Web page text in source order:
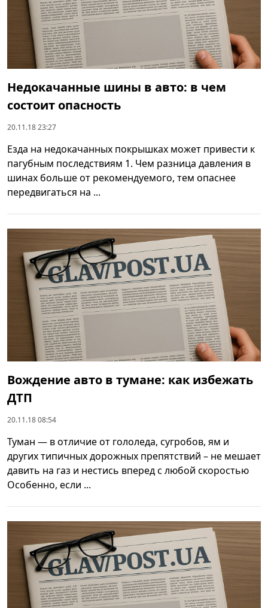
Недокачанные шины в авто: в чем
состоит опасность
20.11.18 23:27
Езда на недокачанных покрышках может привести к
пагубным последствиям 1. Чем разница давления в
шинах больше от рекомендуемого, тем опаснее
передвигаться на ...
Вождение авто в тумане: как избежать
ДТП
20.11.18 08:54
Туман — в отличие от гололеда, сугробов, ям и
других типичных дорожных препятствий – не мешает
давить на газ и нестись вперед с любой скоростью
Особенно, если ...